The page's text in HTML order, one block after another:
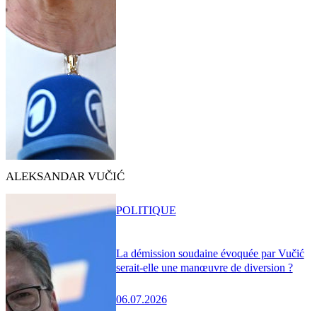
ALEKSANDAR VUČIĆ
La démission soudaine évoquée par Vučić
serait-elle une manœuvre de diversion ?
06.07.2026
POLITIQUE